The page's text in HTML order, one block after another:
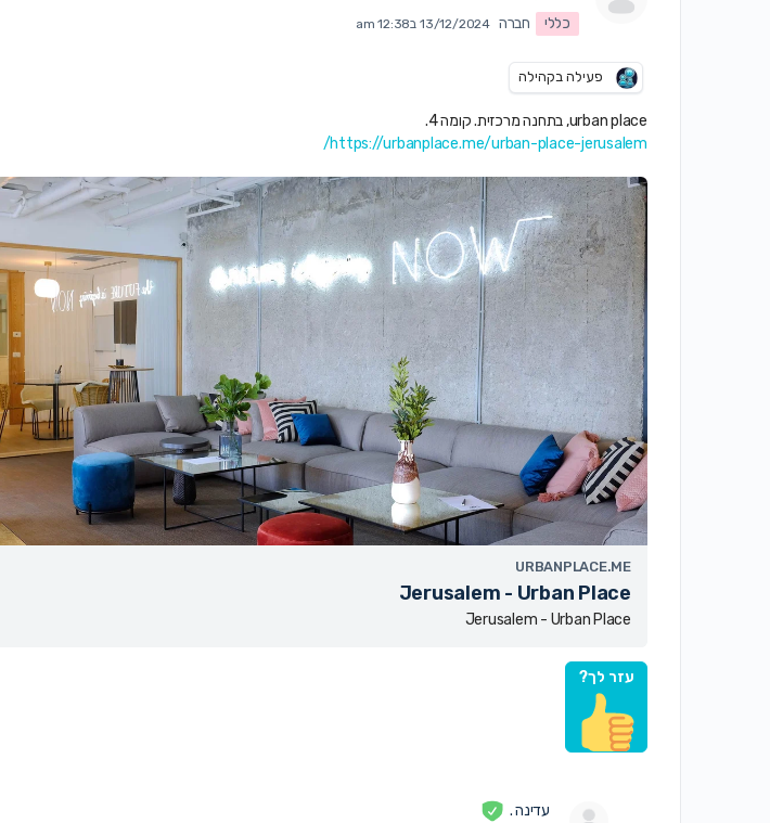
כללי
חברה 13/12/2024 ב12:38 am
פעילה בקהילה
urban place, בתחנה מרכזית. קומה 4.
https://urbanplace.me/urban-place-jerusalem/
URBANPLACE.ME
Jerusalem - Urban Place
Jerusalem - Urban Place
עזר לך?
עדינה .